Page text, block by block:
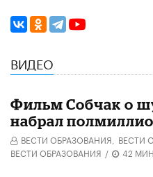
ВИДЕО
Фильм Собчак о
набрал
ВЕСТИ ОБРАЗОВАНИЯ, ВЕСТИ
ВЕСТИ ОБРАЗОВАНИЯ / 42 МИН.